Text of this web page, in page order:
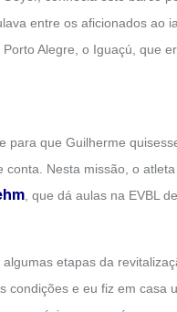
entre os aficionados ao
Alegre, o Iguaçú, que
para que Guilherme
conta. Nesta missão, o
, que dá aulas na EVBL
etapas da
condições e eu fiz em casa